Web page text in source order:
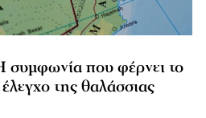
συμφωνία που φέρνει το
της θαλάσσιας